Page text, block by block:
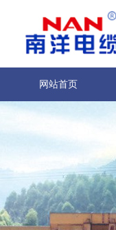
网站首页
南洋实力